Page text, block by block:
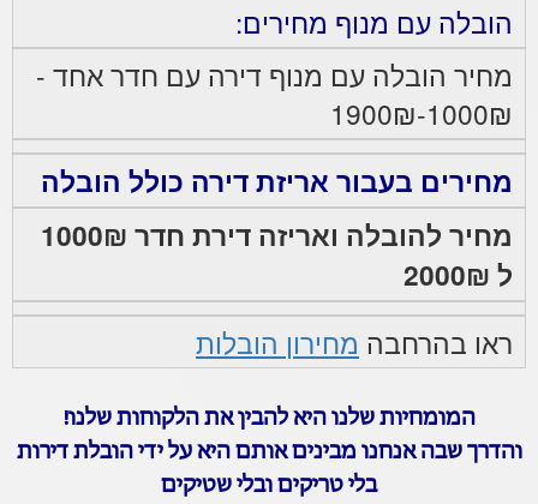
הובלה עם מנוף מחירים:
מחיר הובלה עם מנוף דירה עם חדר אחד -
1000₪-1900₪
מחירים בעבור אריזת דירה כולל הובלה
מחיר להובלה ואריזה דירת חדר 1000₪
ל 2000₪
ראו בהרחבה מחירון הובלות
המומחיות שלנו היא להבין את הלקוחות שלנו!
והדרך שבה אנחנו מבינים אותם היא על ידי הובלת דירות
בלי טריקים ובלי שטיקים